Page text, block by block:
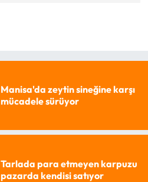
Manisa'da zeytin sineğine karşı
mücadele sürüyor
Tarlada para etmeyen karpuzu
pazarda kendisi satıyor